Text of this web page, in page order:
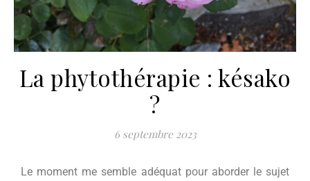
La phytothérapie : késako
?
6 septembre 2023
Le moment me semble adéquat pour aborder le sujet